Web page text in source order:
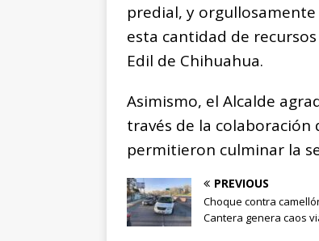
predial, y
esta cantidad de
Edil de Chihuahua.
Asimismo, el Alcalde
través de la colaboración
permitieron culminar la
PREVIOUS
Choque contra
Cantera genera caos